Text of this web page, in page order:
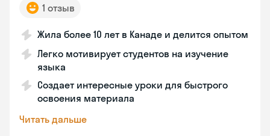
1 отзыв
Жила более 10 лет в Канаде и делится опытом
Легко мотивирует студентов на изучение
языка
Создает интересные уроки для быстрого
освоения материала
Читать дальше